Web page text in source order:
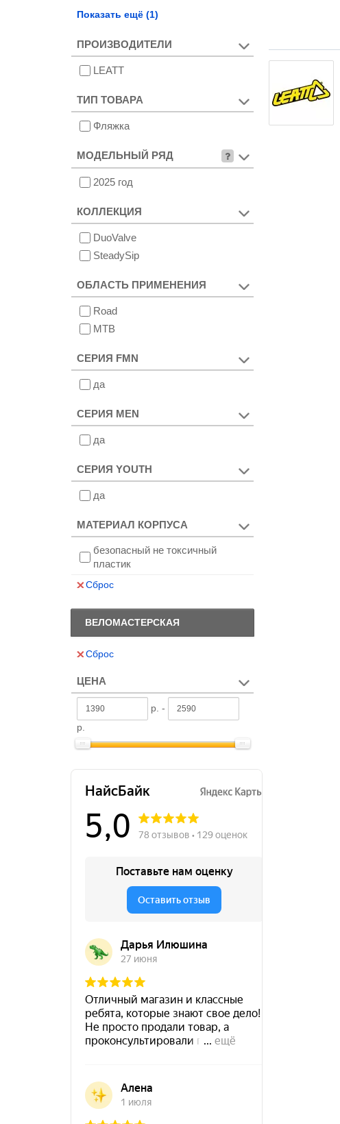
Снят с производства
Показать ещё (1)
ПРОИЗВОДИТЕЛИ
LEATT
ТИП ТОВАРА
Фляжка
МОДЕЛЬНЫЙ РЯД
2025 год
КОЛЛЕКЦИЯ
DuoValve
SteadySip
ОБЛАСТЬ ПРИМЕНЕНИЯ
Road
MTB
СЕРИЯ FMN
да
СЕРИЯ MEN
да
СЕРИЯ YOUTH
да
МАТЕРИАЛ КОРПУСА
безопасный не токсичный
пластик
Сброс
ВЕЛОМАСТЕРСКАЯ
Сброс
ЦЕНА
р. -
р.